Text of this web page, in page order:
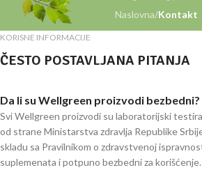
Naslovna/Kontakt
KORISNE INFORMACIJE
ČESTO POSTAVLJANA PITANJA
Da li su Wellgreen proizvodi bezbedni?
Svi Wellgreen proizvodi su laboratorijski
od strane Ministarstva zdravlja Republike
skladu sa Pravilnikom o zdravstvenoj
suplemenata i potpuno bezbedni za korišćenje.